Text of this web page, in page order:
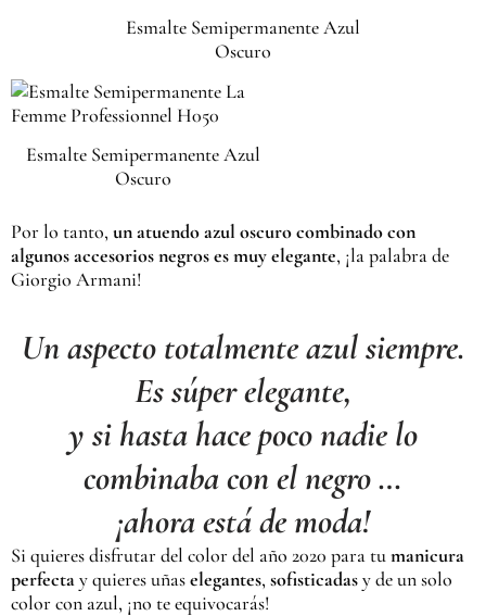
Esmalte Semipermanente Azul
Oscuro
Esmalte Semipermanente Azul
Oscuro
Por lo tanto, un atuendo azul oscuro combinado con
algunos accesorios negros es muy elegante, ¡la palabra de
Giorgio Armani!
Un aspecto totalmente azul siempre.
Es súper elegante,
y si hasta hace poco nadie lo
combinaba con el negro …
¡ahora está de moda!
Si quieres disfrutar del color del año 2020 para tumanicura
perfectay quieres uñaselegantes, sofisticadasy de un solo
color con azul, ¡no te equivocarás!